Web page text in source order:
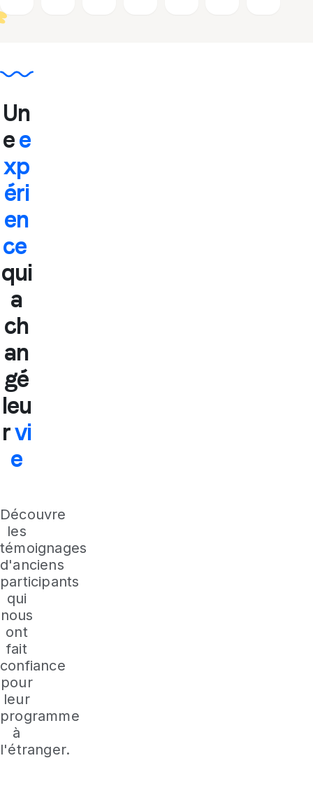
Un
ee
xp
éri
en
ce
qui
a
ch
an
gé
leu
rvi
e
Découvre
les
témoignages
d'anciens
participants
qui
nous
ont
fait
confiance
pour
leur
programme
à
l'étranger.